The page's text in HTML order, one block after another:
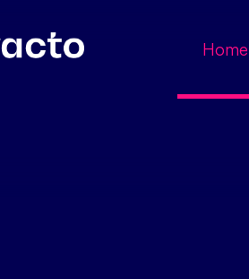
Home